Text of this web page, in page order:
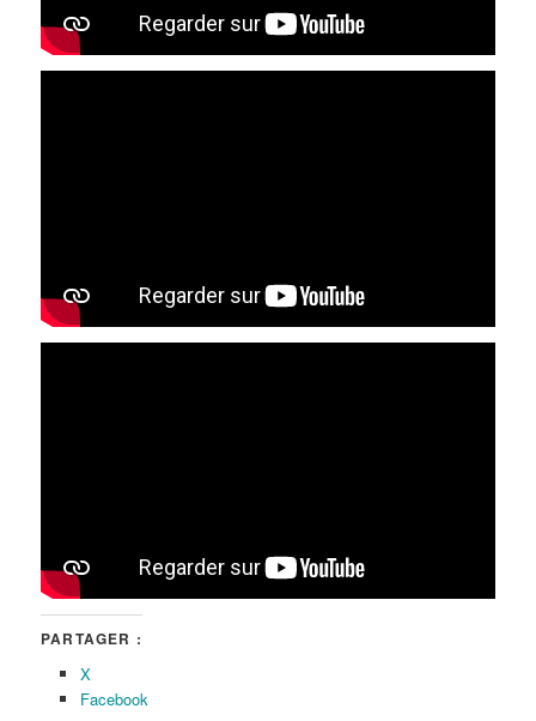
PARTAGER :
X
Facebook